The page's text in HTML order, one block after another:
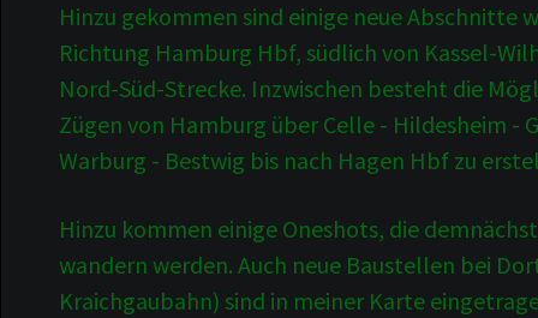
Hinzu gekommen sind einige neue Abschnitte
Richtung Hamburg Hbf, südlich von Kassel-
Nord-Süd-Strecke. Inzwischen besteht die
Zügen von Hamburg über Celle - Hildesheim -
Warburg - Bestwig bis nach Hagen Hbf zu
Hinzu kommen einige Oneshots, die
wandern werden. Auch neue Baustellen bei
Kraichgaubahn) sind in meiner Karte